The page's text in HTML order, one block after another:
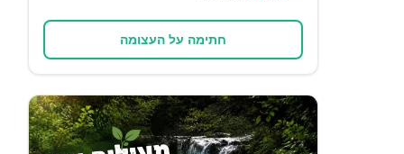
חתימה על העצומה